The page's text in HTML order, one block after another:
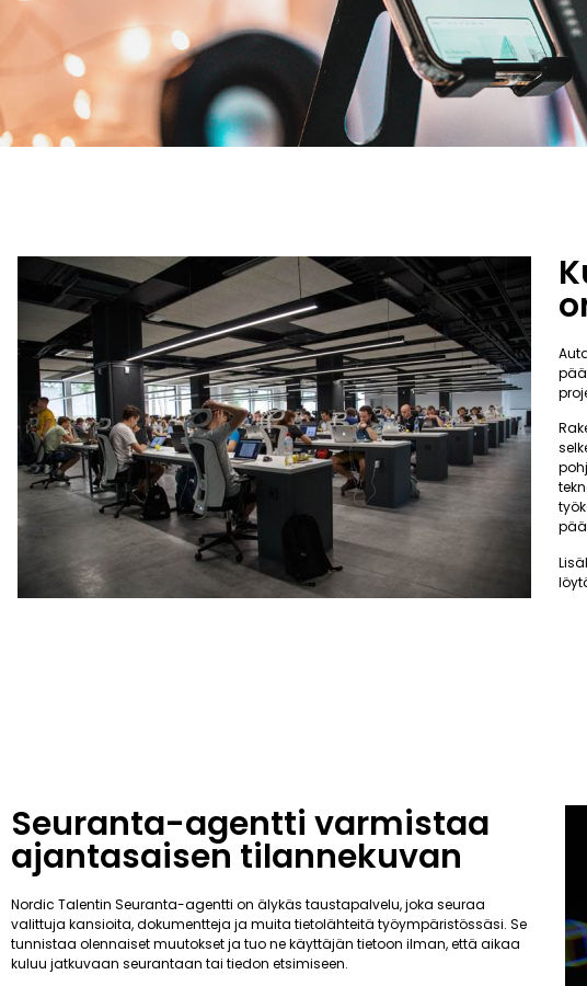
Seuranta-agentti varmistaa
ajantasaisen tilannekuvan
Nordic Talentin Seuranta-agentti on älykäs taustapalvelu, joka seuraa
valittuja kansioita, dokumentteja ja muita tietolähteitä työympäristössäsi. Se
tunnistaa olennaiset muutokset ja tuo ne käyttäjän tietoon ilman, että aikaa
kuluu jatkuvaan seurantaan tai tiedon etsimiseen.